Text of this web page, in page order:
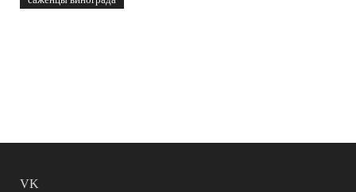
VK